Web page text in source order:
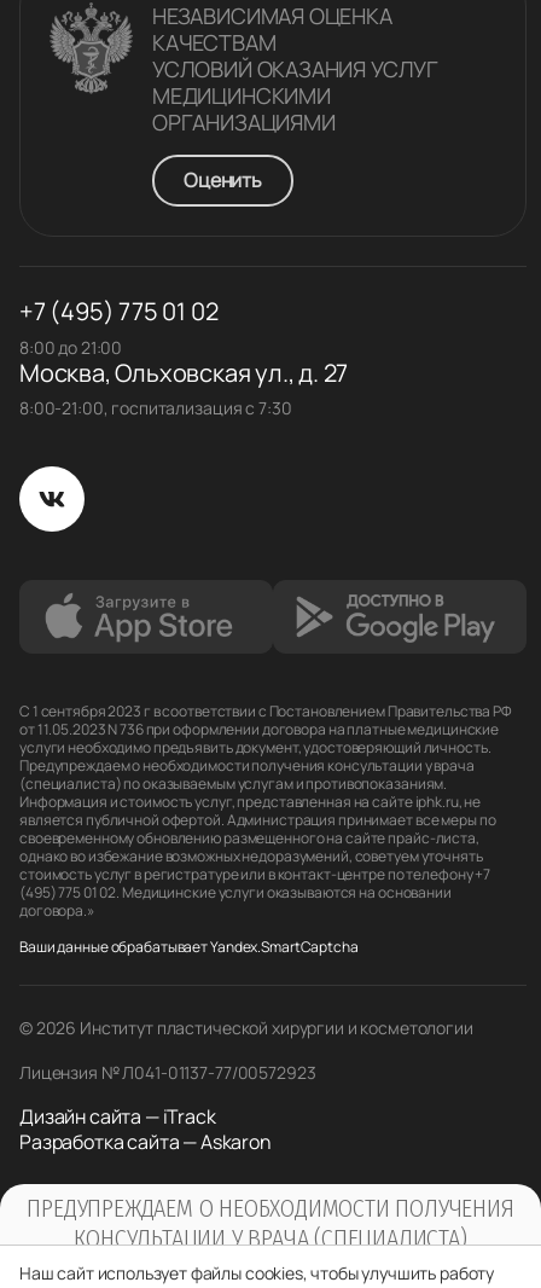
НЕЗАВИСИМАЯ ОЦЕНКА
КАЧЕСТВАM
УСЛОВИЙ ОКАЗАНИЯ УСЛУГ
МЕДИЦИНСКИМИ
ОРГАНИЗАЦИЯМИ
Оценить
+7 (495) 775 01 02
8:00 до 21:00
Москва, Ольховская ул., д. 27
8:00-21:00, госпитализация с 7:30
С 1 сентября 2023 г в соответствии с Постановлением Правительства РФ
от 11.05.2023 N 736 при оформлении договора на платные медицинские
услуги необходимо предъявить документ, удостоверяющий личность.
Предупреждаем о необходимости получения консультации у врача
(специалиста) по оказываемым услугам и противопоказаниям.
Информация и стоимость услуг, представленная на сайте iphk.ru, не
является публичной офертой. Администрация принимает все меры по
своевременному обновлению размещенного на сайте прайс-листа,
однако во избежание возможных недоразумений, советуем уточнять
стоимость услуг в регистратуре или в контакт-центре по телефону +7
(495) 775 01 02. Медицинские услуги оказываются на основании
договора.»
Ваши данные обрабатывает Yandex.SmartCaptcha
© 2026 Институт пластической хирургии и косметологии
Лицензия № Л041-01137-77/00572923
Дизайн сайта — iTrack
Разработка сайта — Askaron
ПРЕДУПРЕЖДАЕМ О НЕОБХОДИМОСТИ ПОЛУЧЕНИЯ
КОНСУЛЬТАЦИИ У ВРАЧА (СПЕЦИАЛИСТА)
ПО ОКАЗЫВАЕМЫМ УСЛУГАМ И
Наш сайт использует файлы cookies, чтобы улучшить работу